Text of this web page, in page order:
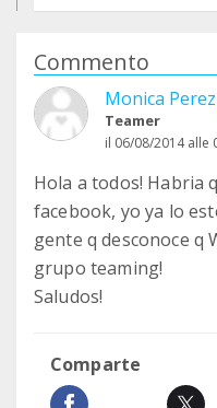
Commento
Monica
Teamer
il 06/08/2014 alle
Hola a todos! Habria
facebook, yo ya lo
gente q desconoce q
grupo teaming!
Saludos!
Comparte